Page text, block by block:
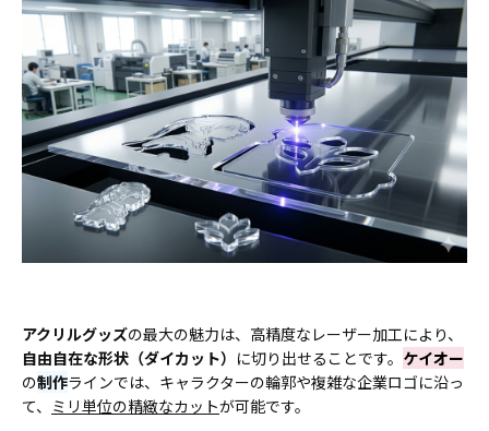
アクリルグッズの最大の魅力は、高精度なレーザー加工により、
自由自在な形状（ダイカット） に切り出せることです。 ケイオー
の制作ラインでは、キャラクターの輪郭や複雑な企業ロゴに沿っ
て、 ミリ単位の精緻なカットが可能です。